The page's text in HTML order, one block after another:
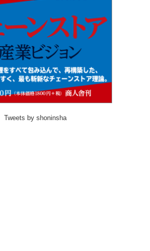
Tweets by shoninsha